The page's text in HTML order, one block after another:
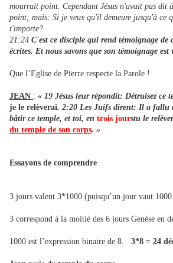
mourrait point. Cependant Jésus n'avait pas dit
point; mais: Si je veux qu'il demeure jusqu'à ce
t'importe?
21:24 C'est ce disciple qui rend témoignage de
écrites. Et nous savons que son témoignage est
Que l’Eglise de Pierre respecte la Parole !
JEAN : « 19 Jésus leur répondit: Détruisez ce
je le relèverai. 2:20 Les Juifs dirent: Il a fallu
bâtir ce temple, et toi, en trois jourstu le
du temple de son corps. »
Essayons de comprendre
3 jours valent 3*1000 (puisqu’un jour vaut
3 correspond à la moitié des 6 jours Genèse en
1000 est l’expression binaire de 8. 3*8 = 24